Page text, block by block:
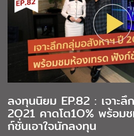
ลงทุนนิยม EP.82 : เจาะ
2O21 คาดโต1O% พร้อม
ก์ชั่นเอาใจนักลงทุน